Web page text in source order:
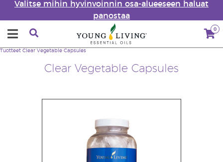
Valitse mihin hyvinvoinnin osa-alueeseen haluat
panostaa
0
Clear Vegetable Capsules
Tuotteet Clear Vegetable Capsules